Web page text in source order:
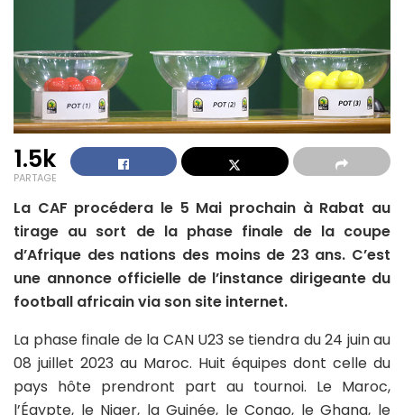
1.5k
PARTAGE
La CAF procédera le 5 Mai prochain à Rabat au
tirage au sort de la phase finale de la coupe
d’Afrique des nations des moins de 23 ans. C’est
une annonce officielle de l’instance dirigeante du
football africain via son site internet.
La phase finale de la CAN U23 se tiendra du 24 juin au
08 juillet 2023 au Maroc. Huit équipes dont celle du
pays hôte prendront part au tournoi. Le Maroc,
l’Égypte, le Niger, la Guinée, le Congo, le Ghana, le